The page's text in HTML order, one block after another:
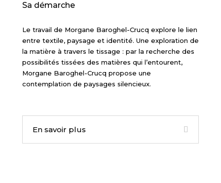
Sa démarche
Le travail de Morgane Baroghel-Crucq explore le lien
entre textile, paysage et identité. Une exploration de
la matière à travers le tissage : par la recherche des
possibilités tissées des matières qui l’entourent,
Morgane Baroghel-Crucq propose une
contemplation de paysages silencieux.
En savoir plus